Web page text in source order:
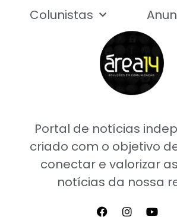
Portal de notícias
criado com o objetivo
conectar e valorizar
notícias da nossa
Colunistas